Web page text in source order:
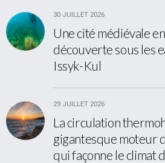
30 JUILLET 2026
Une cité médiévale
découverte sous les
Issyk-Kul
29 JUILLET 2026
La circulation
gigantesque moteur
qui façonne le climat